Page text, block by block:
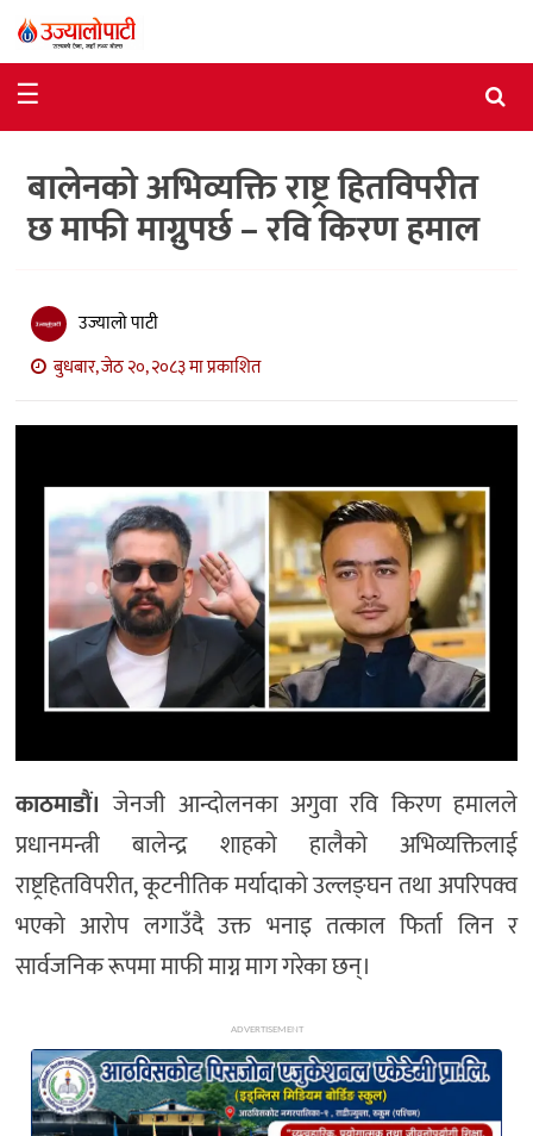
राजनीति
विशेष
आर्थिक
अन्तर्वार्ता
मनोरञ्जन
विज्ञान
खेलकुद
अन्य
☰
बालेनको अभिव्यक्ति राष्ट्र हितविपरीत
छ माफी माग्नुपर्छ – रवि किरण हमाल
उज्यालो पाटी
बुधबार, जेठ २०, २०८३ मा प्रकाशित
काठमाडौं। जेनजी आन्दोलनका‌ अगुवा रवि किरण हमालले
प्रधानमन्त्री बालेन्द्र शाहको हालैको अभिव्यक्तिलाई
राष्ट्रहितविपरीत, कूटनीतिक मर्यादाको उल्लङ्घन तथा अपरिपक्व
भएको आरोप लगाउँदै उक्त भनाइ तत्काल फिर्ता लिन र
सार्वजनिक रूपमा माफी माग्न माग गरेका छन्।
ADVERTISEMENT